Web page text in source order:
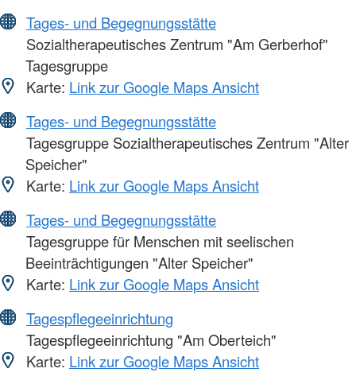
Tages- und Begegnungsstätte
Sozialtherapeutisches Zentrum "Am Gerberhof"
Tagesgruppe
Karte: Link zur Google Maps Ansicht
Tages- und Begegnungsstätte
Tagesgruppe Sozialtherapeutisches Zentrum "Alter
Speicher"
Karte: Link zur Google Maps Ansicht
Tages- und Begegnungsstätte
Tagesgruppe für Menschen mit seelischen
Beeinträchtigungen "Alter Speicher"
Karte: Link zur Google Maps Ansicht
Tagespflegeeinrichtung
Tagespflegeeinrichtung "Am Oberteich"
Karte: Link zur Google Maps Ansicht